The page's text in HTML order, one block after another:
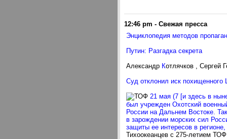
12:46 pm - Свежая пресса
Энциклопедия методов
Путин: Разгадка секрета
Александр Котлячков , Сергей
Суд отклонил иск
21 мая (7 [и здесь в
был учрежден Охотский
России на Дальнем Востоке.
в зарождении морских сил
защиты ее интересов в
Тихоокеанцев с 275-летием